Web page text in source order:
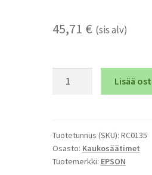
45,71 € (sis alv)
määrä
Lisää
Tuotetunnus (SKU): RC0135
Osasto: Kaukosäätimet
Tuotemerkki: EPSON